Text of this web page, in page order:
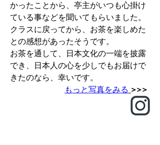
かったことから、亭主がいつも心掛け
ている事などを聞いてもらいました。
クラスに戻ってから、お茶を楽しめた
との感想があったそうです。
お茶を通して、日本文化の一端を披露
でき、日本人の心を少しでもお届けで
きたのなら、幸いです。
もっと写真をみる >>>